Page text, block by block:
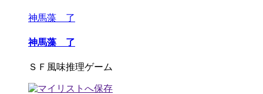
神馬藻 了
神馬藻 了
ＳＦ風味推理ゲーム